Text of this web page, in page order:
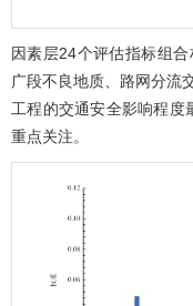
因素层24个评估指标组合
广段不良地质、路网分流
工程的交通安全影响程度
重点关注。